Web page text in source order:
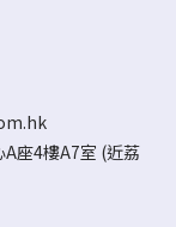
座4樓A7室 (近荔